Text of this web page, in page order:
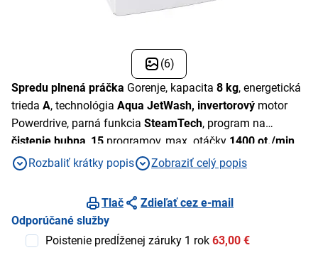
(6)
Spredu plnená práčka Gorenje, kapacita 8 kg, energetická
trieda A, technológia Aqua JetWash, invertorový motor
Powerdrive, parná funkcia SteamTech, program na
čistenie bubna 15 programov, max. otáčky 1400 ot./min
detskápoistka, smart ovládanieConnectLife,slim dizajn
Rozbaliť krátky popis Zobraziť celý popis
Tlač
Zdieľať cez e-mail
Odporúčané služby
Poistenie predĺženej záruky 1 rok 63,00 €